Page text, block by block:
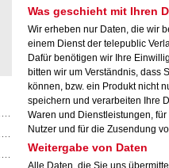
Was geschieht mit Ihren
Wir erheben nur Daten, die wir
einem Dienst der telepublic
Dafür benötigen wir Ihre
bitten wir um Verständnis, dass
können, bzw. ein Produkt nicht
speichern und verarbeiten Ihre
Waren und Dienstleistungen,
Nutzer und für die Zusendung
Weitergabe von Daten
Alle Daten, die Sie uns